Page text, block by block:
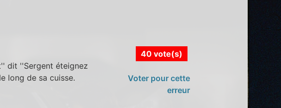
dit ''Sergent éteignez
long de sa cuisse.
40 vote(s)
Voter pour cette
erreur